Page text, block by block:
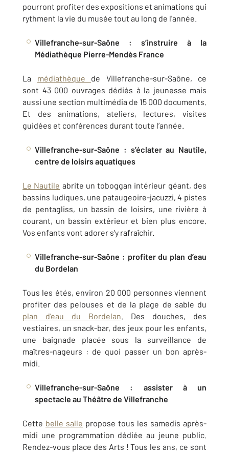
pourront profiter des expositions et animations qui
rythment la vie du musée tout au long de l'année.
Villefranche-sur-Saône : s’instruire à la
Médiathèque Pierre-Mendès France
La médiathèque de Villefranche-sur-Saône, ce
sont 43 000 ouvrages dédiés à la jeunesse mais
aussi une section multimédia de 15 000 documents.
Et des animations, ateliers, lectures, visites
guidées et conférences durant toute l’année.
Villefranche-sur-Saône : s’éclater au Nautile,
centre de loisirs aquatiques
Le Nautile abrite un toboggan intérieur géant, des
bassins ludiques, une pataugeoire-jacuzzi, 4 pistes
de pentagliss, un bassin de loisirs, une rivière à
courant, un bassin extérieur et bien plus encore.
Vos enfants vont adorer s'y rafraîchir.
Villefranche-sur-Saône : profiter du plan d’eau
du Bordelan
Tous les étés, environ 20 000 personnes viennent
profiter des pelouses et de la plage de sable du
plan d’eau du Bordelan. Des douches, des
vestiaires, un snack-bar, des jeux pour les enfants,
une baignade placée sous la surveillance de
maîtres-nageurs : de quoi passer un bon après-
midi.
Villefranche-sur-Saône : assister à un
spectacle au Théâtre de Villefranche
Cette belle salle propose tous les samedis après-
midi une programmation dédiée au jeune public.
Rendez-vous place des Arts ! Tous les ans, ce sont